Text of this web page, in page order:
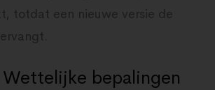
totdat een nieuwe versie de
bepalingen